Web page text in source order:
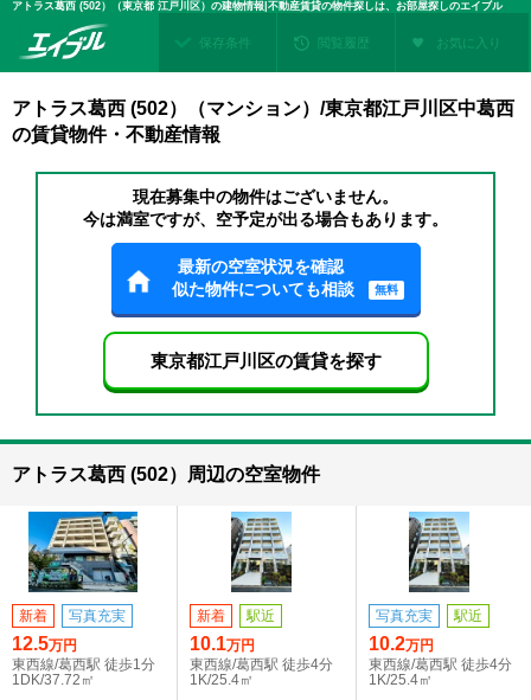
アトラス葛西 (502）（東京都 江戸川区）の建物情報|不動産賃貸の物件探しは、お部屋探しのエイブル
保存条件 閲覧履歴 お気に入り
アトラス葛西 (502）（マンション）/東京都江戸川区中葛西
の賃貸物件・不動産情報
現在募集中の物件はございません。
今は満室ですが、空予定が出る場合もあります。
最新の空室状況を確認
似た物件についても相談
無料
東京都江戸川区の賃貸を探す
アトラス葛西 (502）周辺の空室物件
新着 写真充実
12.5万円
東西線/葛西駅 徒歩1分
1DK/37.72㎡
新着 駅近
10.1万円
東西線/葛西駅 徒歩4分
1K/25.4㎡
写真充実 駅近
10.2万円
東西線/葛西駅 徒歩4分
1K/25.4㎡